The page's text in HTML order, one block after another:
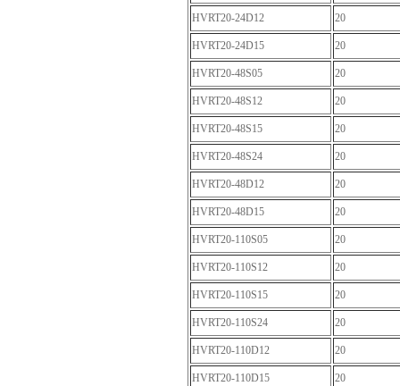
HVRT20-24D12 20
HVRT20-24D15 20
HVRT20-48S05 20
HVRT20-48S12 20
HVRT20-48S15 20
HVRT20-48S24 20
HVRT20-48D12 20
HVRT20-48D15 20
HVRT20-110S05 20
HVRT20-110S12 20
HVRT20-110S15 20
HVRT20-110S24 20
HVRT20-110D12 20
HVRT20-110D15 20